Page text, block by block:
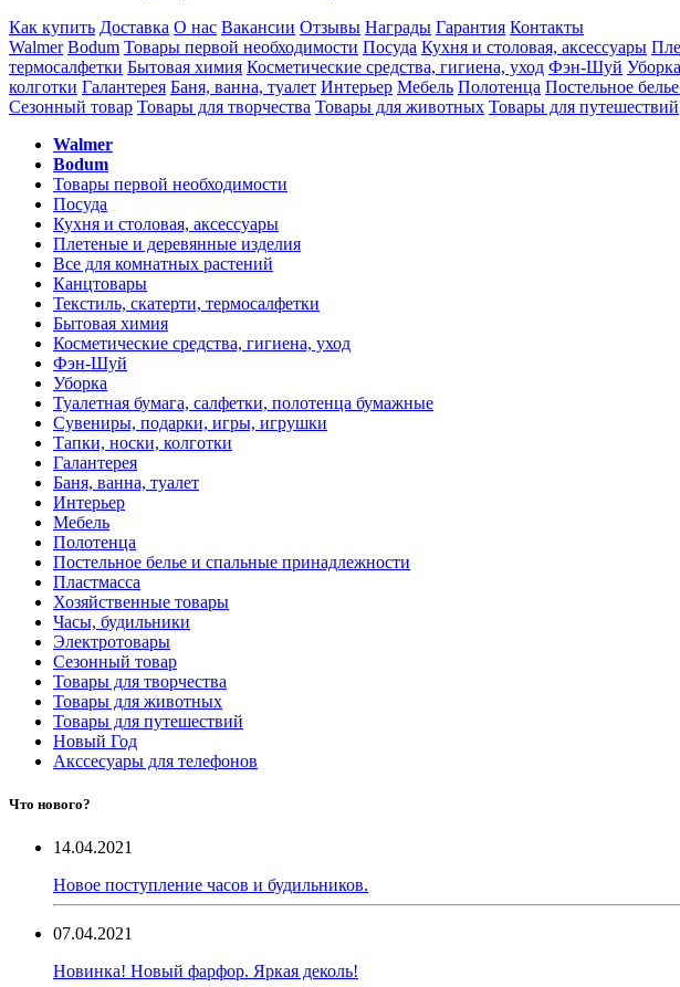
Как купить Доставка О нас Вакансии Отзывы Награды Гарантия Контакты
Walmer Bodum Товары первой необходимости Посуда Кухня и столовая, аксессуары
термосалфетки Бытовая химия Косметические средства, гигиена, уход Фэн-Шуй Уборка
колготки Галантерея Баня, ванна, туалет Интерьер Мебель Полотенца Постельное
Сезонный товар Товары для творчества Товары для животных Товары для путешествий
Walmer
Bodum
Товары первой необходимости
Посуда
Кухня и столовая, аксессуары
Плетеные и деревянные изделия
Все для комнатных растений
Канцтовары
Текстиль, скатерти, термосалфетки
Бытовая химия
Косметические средства, гигиена, уход
Фэн-Шуй
Уборка
Туалетная бумага, салфетки, полотенца бумажные
Сувениры, подарки, игры, игрушки
Тапки, носки, колготки
Галантерея
Баня, ванна, туалет
Интерьер
Мебель
Полотенца
Постельное белье и спальные принадлежности
Пластмасса
Хозяйственные товары
Часы, будильники
Электротовары
Сезонный товар
Товары для творчества
Товары для животных
Товары для путешествий
Новый Год
Акссесуары для телефонов
Что нового?
14.04.2021
Новое поступление часов и будильников.
07.04.2021
Новинка! Новый фарфор. Яркая деколь!